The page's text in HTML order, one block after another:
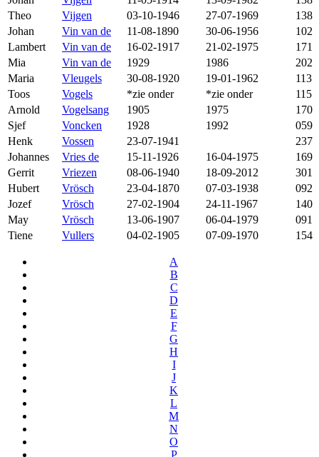
Theo
Vijgen 03-10-1946 27-07-1969
138
Johan
Vin van de 11-08-1890 30-06-1956
102
Lambert
Vin van de 16-02-1917 21-02-1975
171
Mia
Vin van de 1929 1986
202
Maria
Vleugels 30-08-1920 19-01-1962
113
Toos
Vogels *zie onder *zie onder
115
Arnold
Vogelsang 1905 1975
170
Sjef
Voncken 1928 1992
059
Henk
Vossen 23-07-1941
237
Johannes
Vries de 15-11-1926 16-04-1975
169
Gerrit
Vriezen 08-06-1940 18-09-2012
301
Hubert
Vrösch 23-04-1870 07-03-1938
092
Jozef
Vrösch 27-02-1904 24-11-1967
140
May
Vrösch 13-06-1907 06-04-1979
091
Tiene
Vullers 04-02-1905 07-09-1970 154
A
B
C
D
E
F
G
H
I
J
K
L
M
N
O